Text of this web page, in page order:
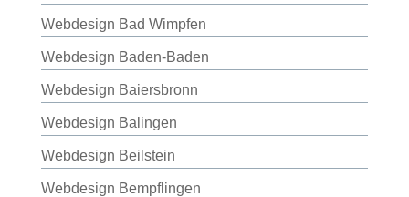
Webdesign Bad Wimpfen
Webdesign Baden-Baden
Webdesign Baiersbronn
Webdesign Balingen
Webdesign Beilstein
Webdesign Bempflingen